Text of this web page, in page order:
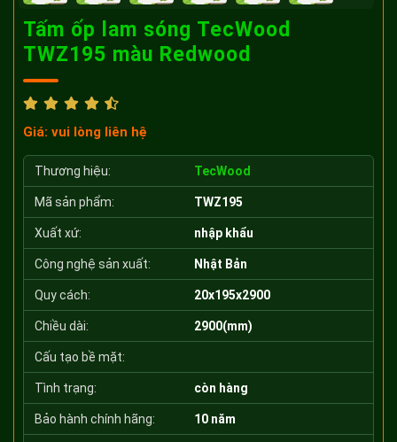
Tấm ốp lam sóng TecWood
TWZ195 màu Redwood
Giá: vui lòng liên hệ
Thương hiệu: TecWood
Mã sản phẩm: TWZ195
Xuất xứ: nhập khẩu
Công nghệ sản xuất: Nhật Bản
Quy cách: 20x195x2900
Chiều dài: 2900(mm)
Cấu tạo bề mặt:
Tình trạng: còn hàng
Bảo hành chính hãng: 10 năm